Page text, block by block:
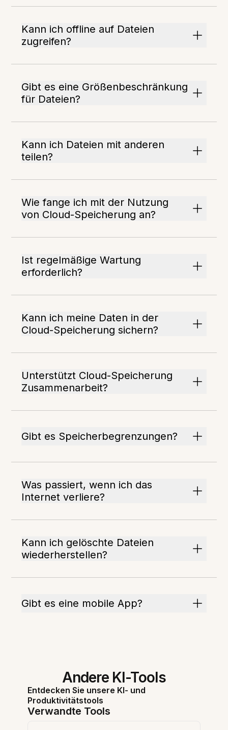
Kann ich offline auf Dateien
zugreifen?
Gibt es eine Größenbeschränkung
für Dateien?
Kann ich Dateien mit anderen
teilen?
Wie fange ich mit der Nutzung
von Cloud-Speicherung an?
Ist regelmäßige Wartung
erforderlich?
Kann ich meine Daten in der
Cloud-Speicherung sichern?
Unterstützt Cloud-Speicherung
Zusammenarbeit?
Gibt es Speicherbegrenzungen?
Was passiert, wenn ich das
Internet verliere?
Kann ich gelöschte Dateien
wiederherstellen?
Gibt es eine mobile App?
Andere KI-Tools
Entdecken Sie unsere KI- und
Produktivitätstools
Verwandte Tools